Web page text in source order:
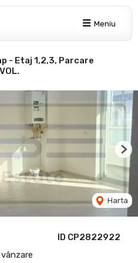
Meniu
- Etaj 1,2,3, Parcare
ID CP2822922
Harta